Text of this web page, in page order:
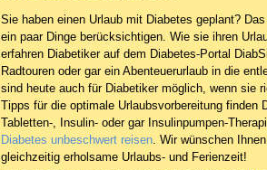
Sie haben einen Urlaub mit Diabetes geplant?
ein paar Dinge berücksichtigen. Wie sie ihren
erfahren Diabetiker auf dem Diabetes-Portal
Radtouren oder gar ein Abenteuerurlaub in die
sind heute auch für Diabetiker möglich, wenn sie
Tipps für die optimale Urlaubsvorbereitung finden
Tabletten-, Insulin- oder gar Insulinpumpen-
Diabetes unbeschwert reisen. Wir wünschen
gleichzeitig erholsame Urlaubs- und Ferienzeit!